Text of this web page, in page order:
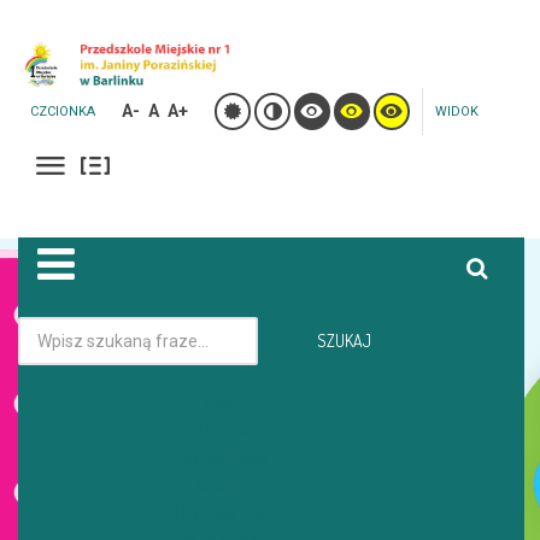
CZCIONKA A- A A+ WIDOK
SZUKAJ
Jesteś tutaj:Strona główna
ZDROWE SOKI - GRUPA PSZCZÓŁKI